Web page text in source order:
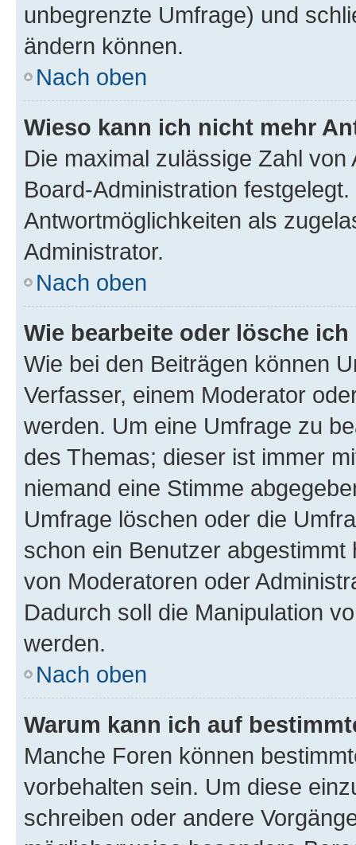
unbegrenzte Umfrage) und
ändern können.
Nach oben
Wieso kann ich nicht mehr
Die maximal zulässige Zahl
Board-Administration
Antwortmöglichkeiten als
Administrator.
Nach oben
Wie bearbeite oder lösche
Wie bei den Beiträgen können
Verfasser, einem Moderator
werden. Um eine Umfrage zu
des Themas; dieser ist immer
niemand eine Stimme
Umfrage löschen oder die
schon ein Benutzer
von Moderatoren oder
Dadurch soll die Manipulation
werden.
Nach oben
Warum kann ich auf
Manche Foren können
vorbehalten sein. Um diese
schreiben oder andere